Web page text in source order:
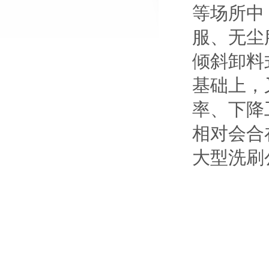
等场所
服、无
倾斜卸
基础上
率、下
相对会
大型洗